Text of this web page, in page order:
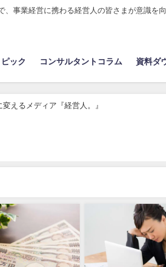
事業経営に携わる経営人の皆さまが意識を
ック コンサルタントコラム 資料ダ
えるメディア『経営人。』